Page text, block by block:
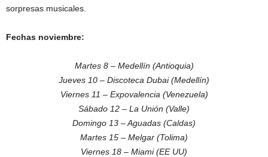
sorpresas musicales.
Fechas noviembre:
Martes 8 – Medellín (Antioquia)
Jueves 10 – Discoteca Dubai (Medellín)
Viernes 11 – Expovalencia (Venezuela)
Sábado 12 – La Unión (Valle)
Domingo 13 – Aguadas (Caldas)
Martes 15 – Melgar (Tolima)
Viernes 18 – Miami (EE UU)